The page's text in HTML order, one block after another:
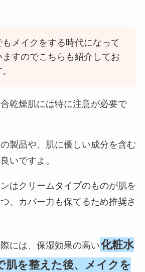
もメイクをする時代になって
ますのでこちらも紹介してお
乾燥肌には特に注意が必要で
製品や、肌に優しい成分を含む
いですよ。
はクリームタイプのものが肌を
、カバー力も保てるため推奨さ
には、保湿効果の高い化粧水
肌を整えた後、メイクを